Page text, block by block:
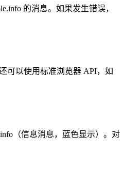
的消息。如果发生错误，
可以使用标准浏览器 API，如
（信息消息，蓝色显示）。对